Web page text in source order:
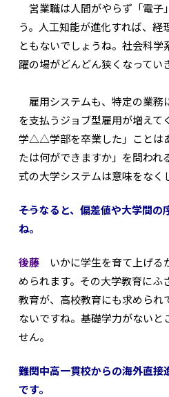
営業職は人間がやらず「電子
う。人工知能が進化すれば、経
ともないでしょうね。社会科
躍の場がどんどん狭くなってい
雇用システムも、特定の業務
を支払うジョブ型雇用が増え
学△△学部を卒業した」ことは
たは何ができますか」を問われ
式の大学システムは意味をなく
――そうなると、偏差値や大学間
ね。
後藤 いかに学生を育て上げる
められます。その大学教育にふ
教育が、高校教育にも求められ
ないですね。基礎学力がないと
せん。
――難関中高一貫校からの海外直
です。